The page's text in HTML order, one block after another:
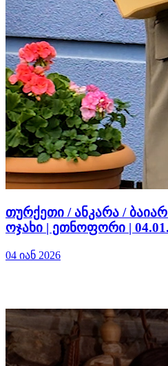
თურქეთი / ანკარა /
ოჯახი | ეთნოფორი |
04 იან 2026